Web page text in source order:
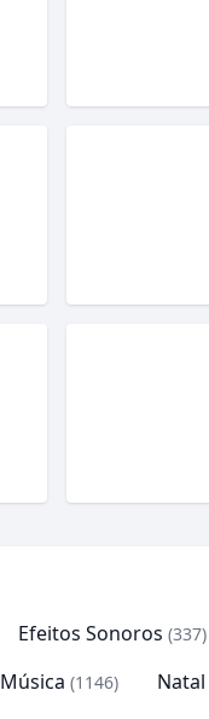
Efeitos Sonoros (337)
Música (1146) Natal